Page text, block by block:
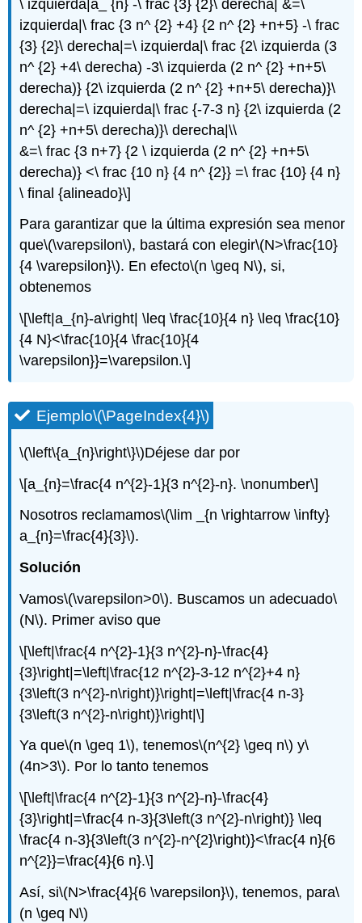
\ izquierda|a_ {n} -\ frac {3} {2}\ derecha| &=\
izquierda|\ frac {3 n^ {2} +4} {2 n^ {2} +n+5} -\ frac
{3} {2}\ derecha|=\ izquierda|\ frac {2\ izquierda (3
n^ {2} +4\ derecha) -3\ izquierda (2 n^ {2} +n+5\
derecha)} {2\ izquierda (2 n^ {2} +n+5\ derecha)}\
derecha|=\ izquierda|\ frac {-7-3 n} {2\ izquierda (2
n^ {2} +n+5\ derecha)}\ derecha|\\
&=\ frac {3 n+7} {2 \ izquierda (2 n^ {2} +n+5\
derecha)} <\ frac {10 n} {4 n^ {2}} =\ frac {10} {4 n}
\ final {alineado}\]
Para garantizar que la última expresión sea menor
que\(\varepsilon\), bastará con elegir\(N>\frac{10}
{4 \varepsilon}\). En efecto\(n \geq N\), si,
obtenemos
\[\left|a_{n}-a\right| \leq \frac{10}{4 n} \leq \frac{10}
{4 N}<\frac{10}{4 \frac{10}{4
\varepsilon}}=\varepsilon.\]
Ejemplo\(\PageIndex{4}\)
\(\left\{a_{n}\right\}\)Déjese dar por
\[a_{n}=\frac{4 n^{2}-1}{3 n^{2}-n}. \nonumber\]
Nosotros reclamamos\(\lim _{n \rightarrow \infty}
a_{n}=\frac{4}{3}\).
Solución
Vamos\(\varepsilon>0\). Buscamos un adecuado\
(N\). Primer aviso que
\[\left|\frac{4 n^{2}-1}{3 n^{2}-n}-\frac{4}
{3}\right|=\left|\frac{12 n^{2}-3-12 n^{2}+4 n}
{3\left(3 n^{2}-n\right)}\right|=\left|\frac{4 n-3}
{3\left(3 n^{2}-n\right)}\right|\]
Ya que\(n \geq 1\), tenemos\(n^{2} \geq n\) y\
(4n>3\). Por lo tanto tenemos
\[\left|\frac{4 n^{2}-1}{3 n^{2}-n}-\frac{4}
{3}\right|=\frac{4 n-3}{3\left(3 n^{2}-n\right)} \leq
\frac{4 n-3}{3\left(3 n^{2}-n^{2}\right)}<\frac{4 n}{6
n^{2}}=\frac{4}{6 n}.\]
Así, si\(N>\frac{4}{6 \varepsilon}\), tenemos, para\
(n \geq N\)